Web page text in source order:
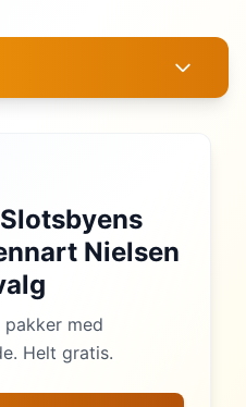
Nielsen
pakker med
Helt gratis.